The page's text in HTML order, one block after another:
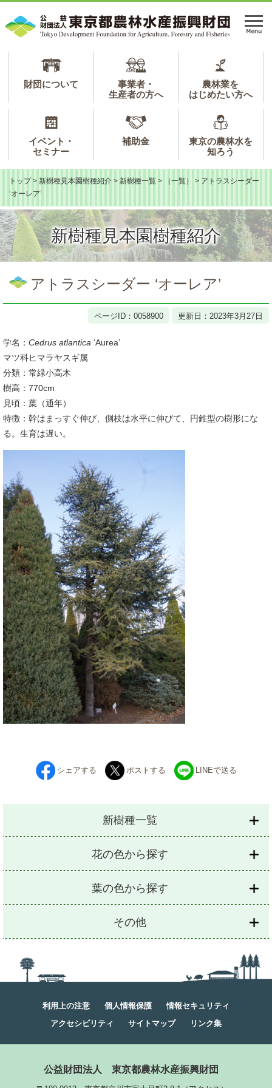
ジ
ュ
メ
財団について
事業者・
生産者の方へ
農林業を
はじめたい方へ
イベント・
セミナー
補助金
東京の農林水を
知ろう
トップ > 新樹種見本園樹種紹介 > 新樹種一覧 > （一覧） > アトラスシーダー
‘オーレア’
新樹種見本園樹種紹介
文
アトラスシーダー ‘オーレア’
ページID：0058900 更新日：2023年3月27日
学名： Cedrus atlantica ‘Aurea’
マツ科ヒマラヤスギ属
分類：常緑小高木
樹高：770cm
見頃：葉（通年）
特徴：幹はまっすぐ伸び、側枝は水平に伸びて、円錐型の樹形にな
る。生育は遅い。
シェアする ポストする LINEで送る
新樹種一覧
花の色から探す
葉の色から探す
その他
利用上の注意 個人情報保護
情報セキュリティ
アクセシビリティ
サイトマップ リンク集
公益財団法人 東京都農林水産振興財団